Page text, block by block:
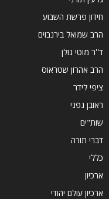
חידון פרשת השבוע
הרב שמואל בירנבוים
ד''ר מוטי גולן
הרב אהרון שטראוס
ציפי לידר
ראובן גפני
שות"ים
דברי תורה
כללי
ארכיון
ארכיון עולם יהודי